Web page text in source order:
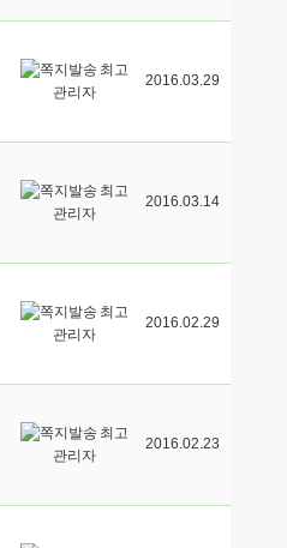
최고
관리자
2016.03.29
최고
관리자
2016.03.14
최고
관리자
2016.02.29
최고
관리자
2016.02.23